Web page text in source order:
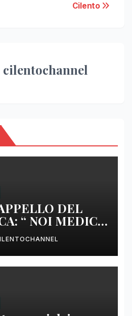
Cilento
cilentochannel
DEL
“ NOI MEDICI
SENZA ARMI